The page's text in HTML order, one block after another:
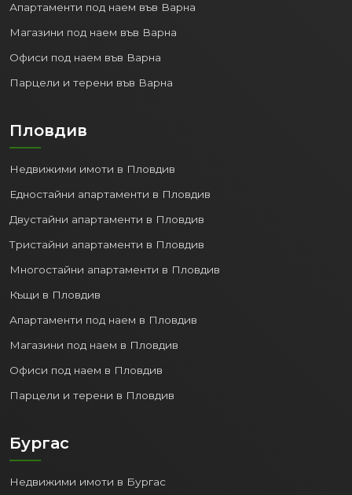
Апартаменти под наем във Варна
Магазини под наем във Варна
Офиси под наем във Варна
Парцели и терени във Варна
Пловдив
Недвижими имоти в Пловдив
Едностайни апартаменти в Пловдив
Двустайни апартаменти в Пловдив
Тристайни апартаменти в Пловдив
Многостайни апартаменти в Пловдив
Къщи в Пловдив
Апартаменти под наем в Пловдив
Магазини под наем в Пловдив
Офиси под наем в Пловдив
Парцели и терени в Пловдив
Бургас
Недвижими имоти в Бургас